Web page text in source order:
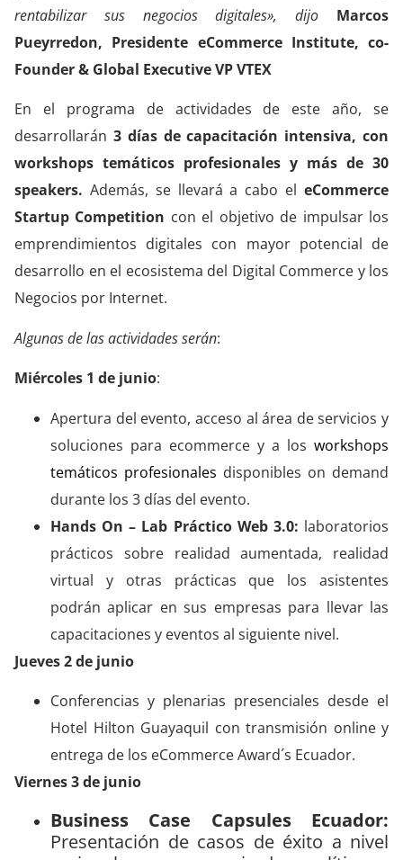
rentabilizar sus negocios digitales», dijo Marcos
Pueyrredon, Presidente eCommerce Institute, co-
Founder & Global Executive VP VTEX
En el programa de actividades de este año, se
desarrollarán 3 días de capacitación intensiva, con
workshops temáticos profesionales y más de 30
speakers. Además, se llevará a cabo eleCommerce
Startup Competition con el objetivo de impulsar los
emprendimientos digitales con mayor potencial de
desarrollo en el ecosistema del Digital Commerce y los
Negocios por Internet.
Algunas de las actividades serán:
Miércoles 1 de junio:
Apertura del evento, acceso al área de servicios y
soluciones para ecommerce y a los workshops
temáticos profesionales disponibles on demand
durante los 3 días del evento.
Hands On – Lab Práctico Web 3.0: laboratorios
prácticos sobre realidad aumentada, realidad
virtual y otras prácticas que los asistentes
podrán aplicar en sus empresas para llevar las
capacitaciones y eventos al siguiente nivel.
Jueves 2 de junio
Conferencias y plenarias presenciales desde el
Hotel Hilton Guayaquil con transmisión online y
entrega de los eCommerce Award´s Ecuador.
Viernes 3 de junio
Business Case Capsules Ecuador:
Presentación de casos de éxito a nivel